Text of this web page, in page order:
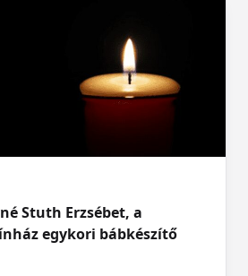
Stuth Erzsébet, a
egykori bábkészítő